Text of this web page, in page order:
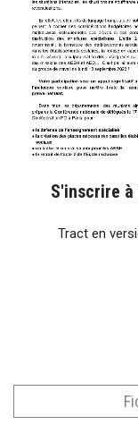
S'inscrire
Tract en